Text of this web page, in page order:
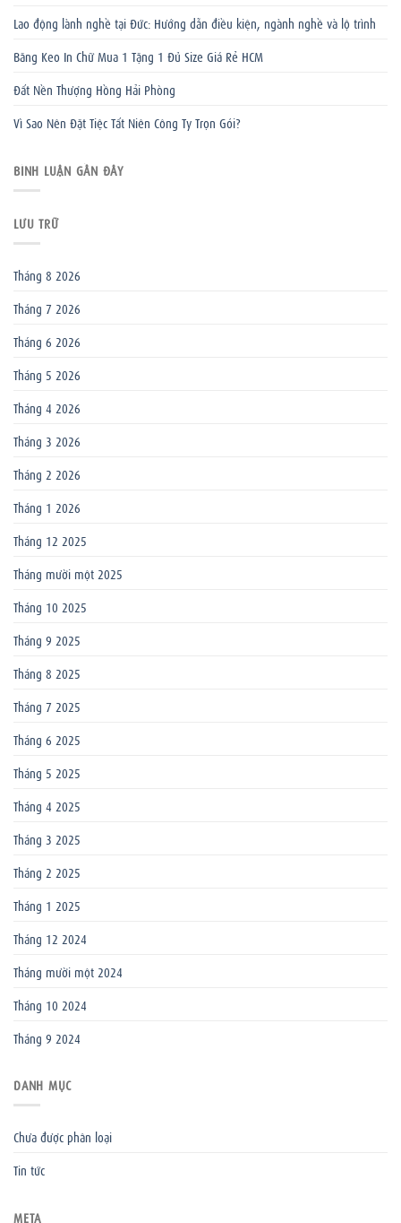
Lao động lành nghề tại Đức: Hướng dẫn điều kiện, ngành nghề và lộ trình
Băng Keo In Chữ Mua 1 Tặng 1 Đủ Size Giá Rẻ HCM
Đất Nền Thượng Hồng Hải Phòng
Vì Sao Nên Đặt Tiệc Tất Niên Công Ty Trọn Gói?
BÌNH LUẬN GẦN ĐÂY
LƯU TRỮ
Tháng 8 2026
Tháng 7 2026
Tháng 6 2026
Tháng 5 2026
Tháng 4 2026
Tháng 3 2026
Tháng 2 2026
Tháng 1 2026
Tháng 12 2025
Tháng mười một 2025
Tháng 10 2025
Tháng 9 2025
Tháng 8 2025
Tháng 7 2025
Tháng 6 2025
Tháng 5 2025
Tháng 4 2025
Tháng 3 2025
Tháng 2 2025
Tháng 1 2025
Tháng 12 2024
Tháng mười một 2024
Tháng 10 2024
Tháng 9 2024
DANH MỤC
Chưa được phân loại
Tin tức
META